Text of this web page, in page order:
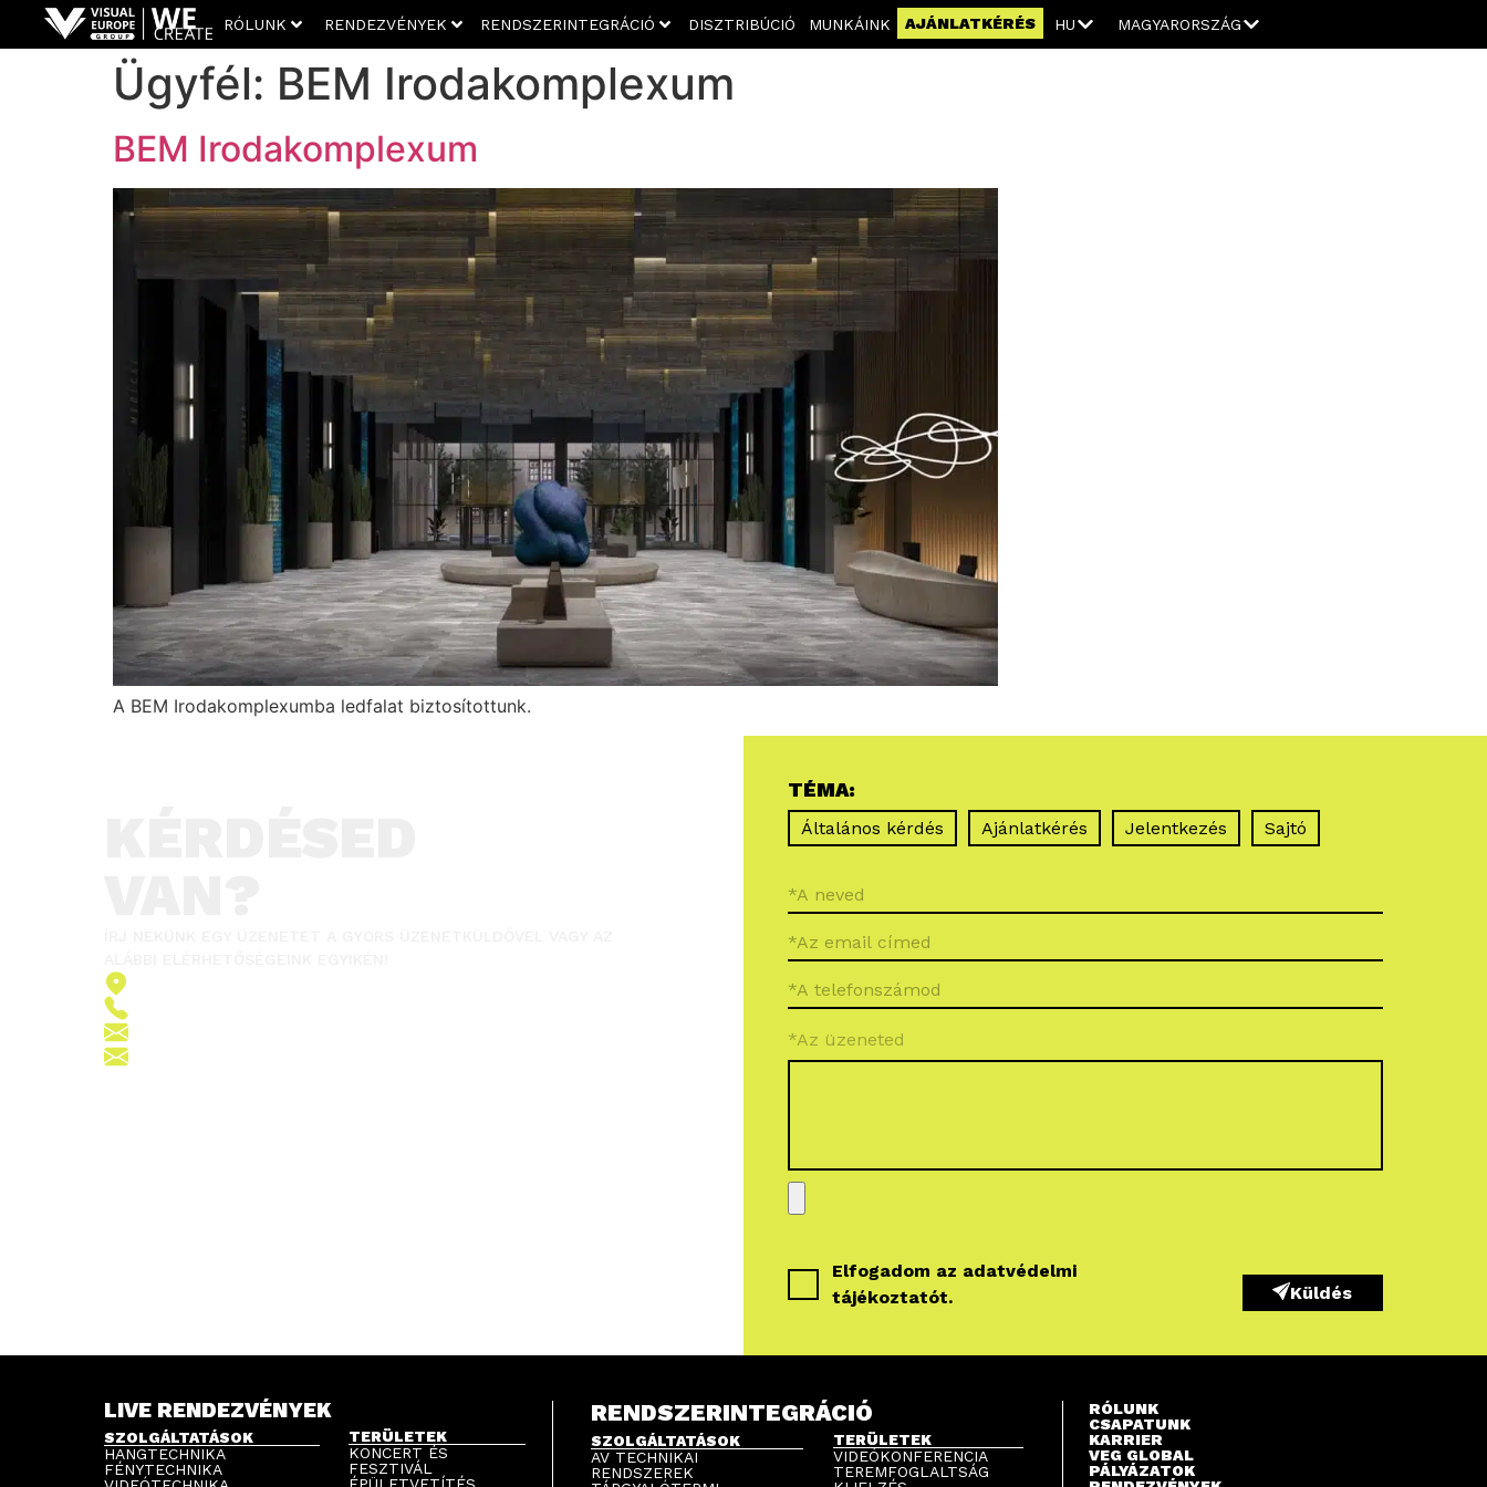
RÓLUNK RENDEZVÉNYEK RENDSZERINTEGRÁCIÓ DISZTRIBÚCIÓ MUNKÁINK AJÁNLATKÉRÉS HU MAGYARORSZÁG
Ügyfél: BEM Irodakomplexum
BEM Irodakomplexum
A BEM Irodakomplexumba ledfalat biztosítottunk.
TÉMA:
Általános kérdés Ajánlatkérés Jelentkezés Sajtó
*Az üzeneted
Elfogadom az adatvédelmi
tájékoztatót. Küldés
LIVE RENDEZVÉNYEK
SZOLGÁLTATÁSOK
HANGTECHNIKA
FÉNYTECHNIKA
TERÜLETEK
KONCERT ÉS
FESZTIVÁL
ÉPÜLETVETÍTÉS
RENDSZERINTEGRÁCIÓ
SZOLGÁLTATÁSOK
AV TECHNIKAI
RENDSZEREK
TERÜLETEK
VIDEÓKONFERENCIA
TEREMFOGLALTSÁG
RÓLUNK
CSAPATUNK
KARRIER
VEG GLOBAL
PÁLYÁZATOK